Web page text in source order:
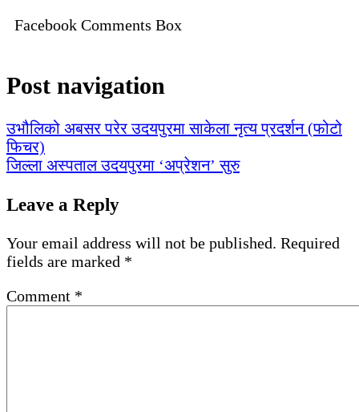
Facebook Comments Box
Post navigation
उभौलिको अबसर परेर उदयपुरमा साकेला नृत्य प्रदर्शन (फोटो
फिचर)
जिल्ला अस्पताल उदयपुरमा ‘अप्रेशन’ सुरु
Leave a Reply
Your email address will not be published. Required
fields are marked *
Comment *